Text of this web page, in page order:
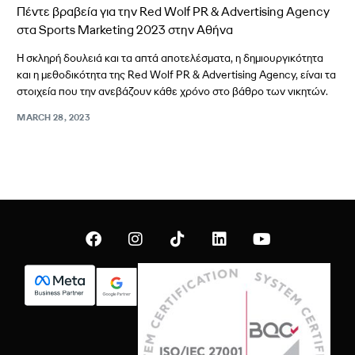
Πέντε βραβεία για την Red Wolf PR & Advertising Agency
στα Sports Marketing 2023 στην Αθήνα
Η σκληρή δουλειά και τα απτά αποτελέσματα, η δημιουργικότητα
και η μεθοδικότητα της Red Wolf PR & Advertising Agency, είναι τα
στοιχεία που την ανεβάζουν κάθε χρόνο στο βάθρο των νικητών.
MARCH 28, 2023